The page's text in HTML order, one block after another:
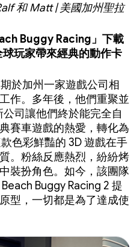
和 Matt | 美國加州聖拉
Buggy Racing」下載
玩家帶來經典的動作卡
於加州一家遊戲公司相
作。多年後，他們重聚並
公司讓他們終於能完全自
賽車遊戲的熱愛，轉化為
款色彩鮮豔的 3D 遊戲在手
。粉絲反應熱烈，紛紛烤
裝扮角色。如今，該團隊
Buggy Racing 2 提
型，一切都是為了達成使